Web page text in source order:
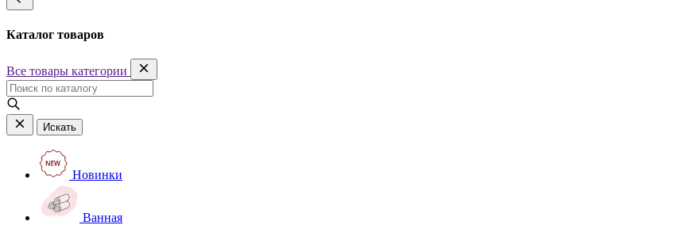
Каталог товаров
Все товары категории
Искать
Новинки
Ванная